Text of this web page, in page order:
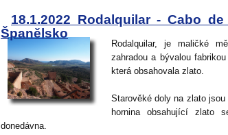
18.1.2022 Rodalquilar - Cabo
Španělsko
Rodalquilar, je maličké
zahradou a bývalou
která obsahovala zlato.
Starověké doly na zlato
hornina obsahující zlato
donedávna.